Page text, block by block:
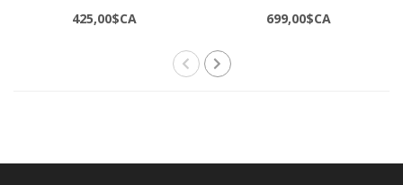
425,00$CA 699,00$CA